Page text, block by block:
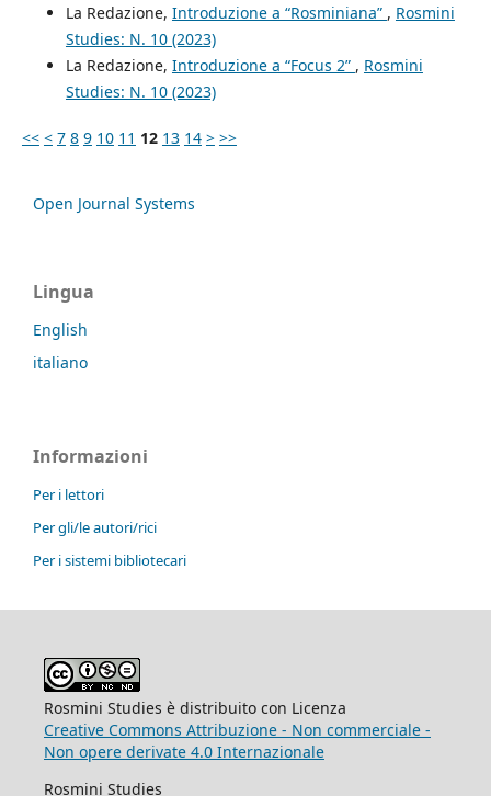
La Redazione, Introduzione a “Rosminiana” , Rosmini
Studies: N. 10 (2023)
La Redazione, Introduzione a “Focus 2” , Rosmini
Studies: N. 10 (2023)
<< < 7 8 9 10 11 12 13 14 > >>
Open Journal Systems
Lingua
English
italiano
Informazioni
Per i lettori
Per gli/le autori/rici
Per i sistemi bibliotecari
Rosmini Studies è distribuito con Licenza
Creative Commons Attribuzione - Non commerciale -
Non opere derivate 4.0 Internazionale
Rosmini Studies